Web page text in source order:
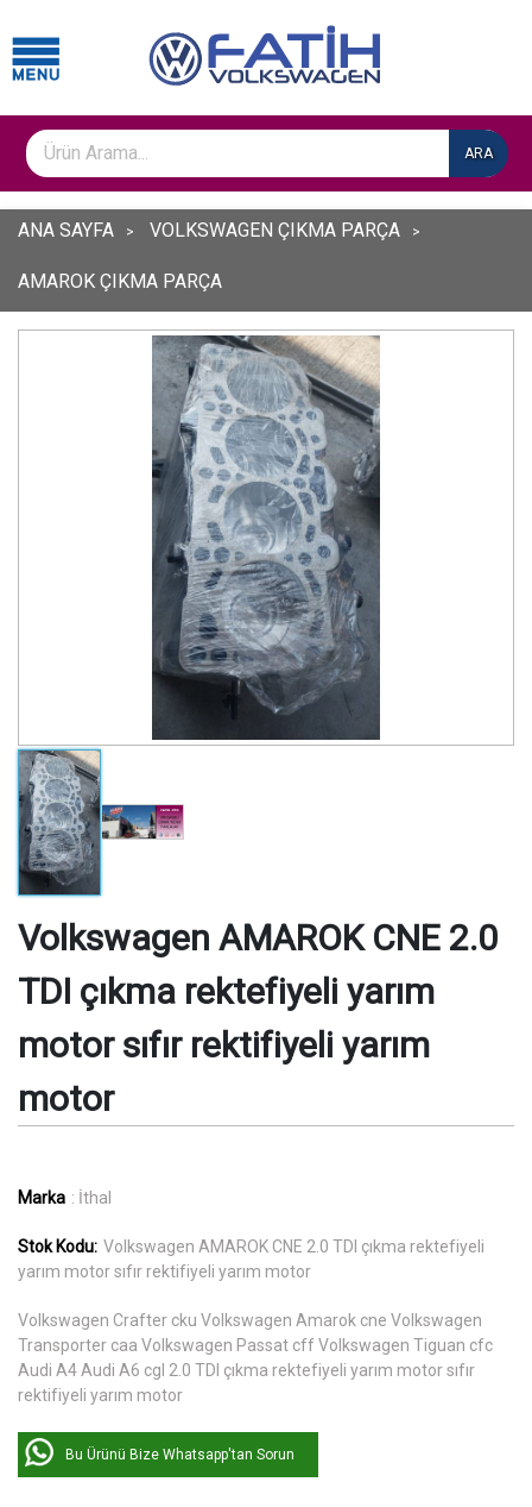
ARA
ANA SAYFA VOLKSWAGEN ÇIKMA PARÇA
AMAROK ÇIKMA PARÇA
Volkswagen AMAROK CNE 2.0
TDI çıkma rektefiyeli yarım
motor sıfır rektifiyeli yarım
motor
Marka : İthal
Stok Kodu: Volkswagen AMAROK CNE 2.0 TDI çıkma rektefiyeli
yarım motor sıfır rektifiyeli yarım motor
Volkswagen Crafter cku Volkswagen Amarok cne Volkswagen
Transporter caa Volkswagen Passat cff Volkswagen Tiguan cfc
Audi A4 Audi A6 cgl 2.0 TDI çıkma rektefiyeli yarım motor sıfır
rektifiyeli yarım motor
Bu Ürünü Bize Whatsapp'tan Sorun